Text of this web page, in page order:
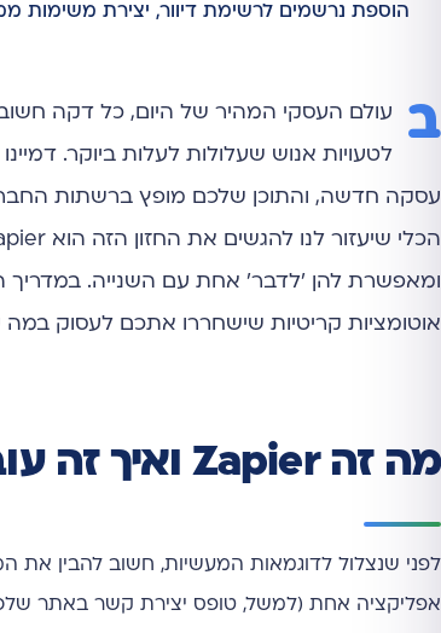
הוספת נרשמים לרשימת דיוור, יצירת משימות
ב עולם העסקי המהיר של היום, כל דקה
לטעויות אנוש שעלולות לעלות ביוקר.
עסקה חדשה, והתוכן שלכם מופץ ברשתות
ומאפשרת להן 'לדבר' אחת עם השנייה. במדריך
אוטומציות קריטיות שישחררו אתכם לעסוק
מה זה Zapier ואיך זה עובד?